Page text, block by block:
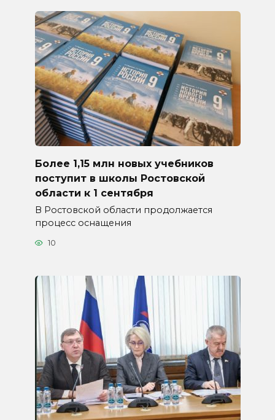
Более 1,15 млн новых учебников
поступит в школы Ростовской
области к 1 сентября
В Ростовской области продолжается
процесс оснащения
10